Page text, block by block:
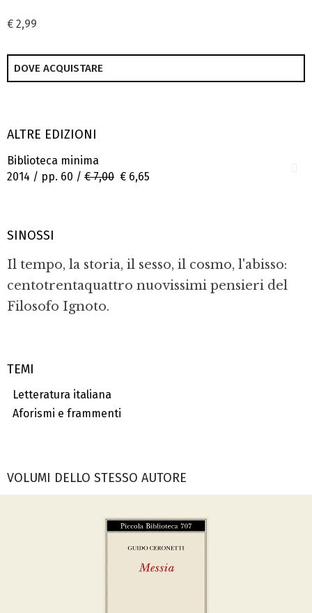
€ 2,99
DOVE ACQUISTARE
TEMI
Letteratura italiana
Aforismi e frammenti
ALTRE EDIZIONI
Biblioteca minima
2014 / pp. 60 / € 7,00 € 6,65
SINOSSI
Il tempo, la storia, il sesso, il cosmo, l'abisso:
centotrentaquattro nuovissimi pensieri del
Filosofo Ignoto.
VOLUMI DELLO STESSO AUTORE